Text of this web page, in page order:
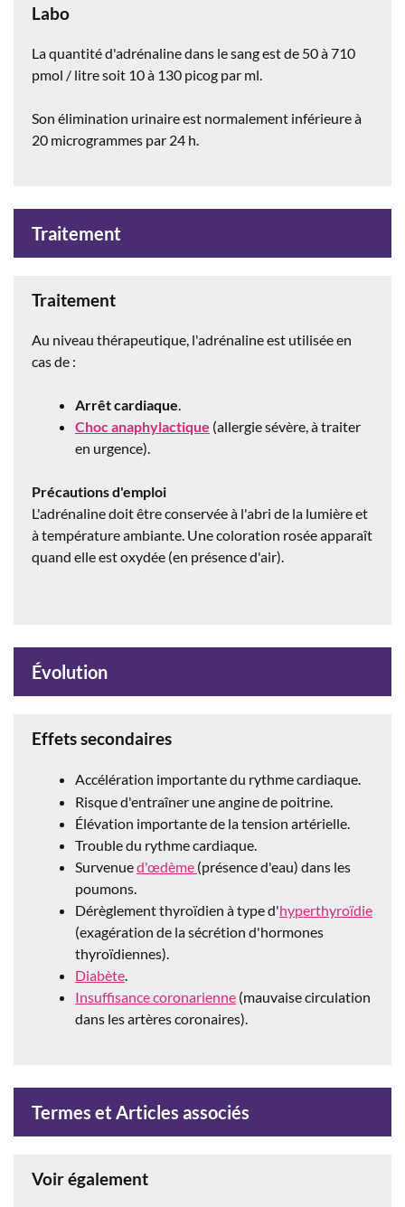
Labo
La quantité d'adrénaline dans le sang est de 50 à 710
pmol / litre soit 10 à 130 picog par ml.
Son élimination urinaire est normalement inférieure à
20 microgrammes par 24 h.
Traitement
Traitement
Au niveau thérapeutique, l'adrénaline est utilisée en
cas de :
Arrêt cardiaque.
Choc anaphylactique (allergie sévère, à traiter
en urgence).
Précautions d'emploi
L'adrénaline doit être conservée à l'abri de la lumière et
à température ambiante. Une coloration rosée apparaît
quand elle est oxydée (en présence d'air).
Évolution
Effets secondaires
Accélération importante du rythme cardiaque.
Risque d'entraîner une angine de poitrine.
Élévation importante de la tension artérielle.
Trouble du rythme cardiaque.
Survenued'œdème (présence d'eau) dans les
poumons.
Dérèglement thyroïdien à type d'hyperthyroïdie
(exagération de la sécrétion d'hormones
thyroïdiennes).
Diabète.
Insuffisance coronarienne (mauvaise circulation
dans les artères coronaires).
Termes et Articles associés
Voir également